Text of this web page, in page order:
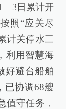
日累计开
照“应关尽
计关停水工
利用智慧海
好避台船舶
已协调68艘
值守任务，